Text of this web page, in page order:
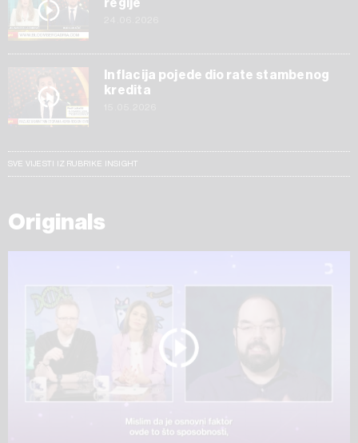
Inflacija pojede dio rate stambenog
kredita
SVE VIJESTI IZ RUBRIKE INSIGHT
Originals